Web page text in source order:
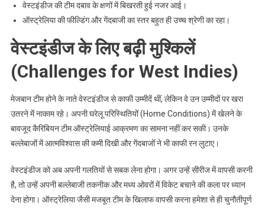
वेस्टइंडीज की टीम दबाव के क्षणों में बिखरती हुई नजर आई।
ऑस्ट्रेलिया की फील्डिंग और गेंदबाजी का स्तर बहुत ही उच्च श्रेणी का रहा।
वेस्टइंडीज के लिए बढ़ी मुश्किलें
(Challenges for West Indies)
मेजबान टीम होने के नाते वेस्टइंडीज से काफी उम्मीदें थीं, लेकिन वे उन उम्मीदों पर खरा
उतरने में नाकाम रहे। अपनी घरेलू परिस्थितियों (Home Conditions) में खेलने के
बावजूद कैरिबियन टीम ऑस्ट्रेलियाई आक्रमण का सामना नहीं कर सकी। उनके
बल्लेबाजों में आत्मविश्वास की कमी दिखी और गेंदबाजों ने भी काफी रन लुटाए।
वेस्टइंडीज को अब अपनी गलतियों से सबक लेना होगा। अगर उन्हें सीरीज में वापसी करनी
है, तो उन्हें अपनी बल्लेबाजी तकनीक और मध्य ओवरों में विकेट बचाने की कला पर ध्यान
देना होगा। ऑस्ट्रेलिया जैसी मजबूत टीम के खिलाफ वापसी करना हमेशा से ही चुनौतीपूर्ण